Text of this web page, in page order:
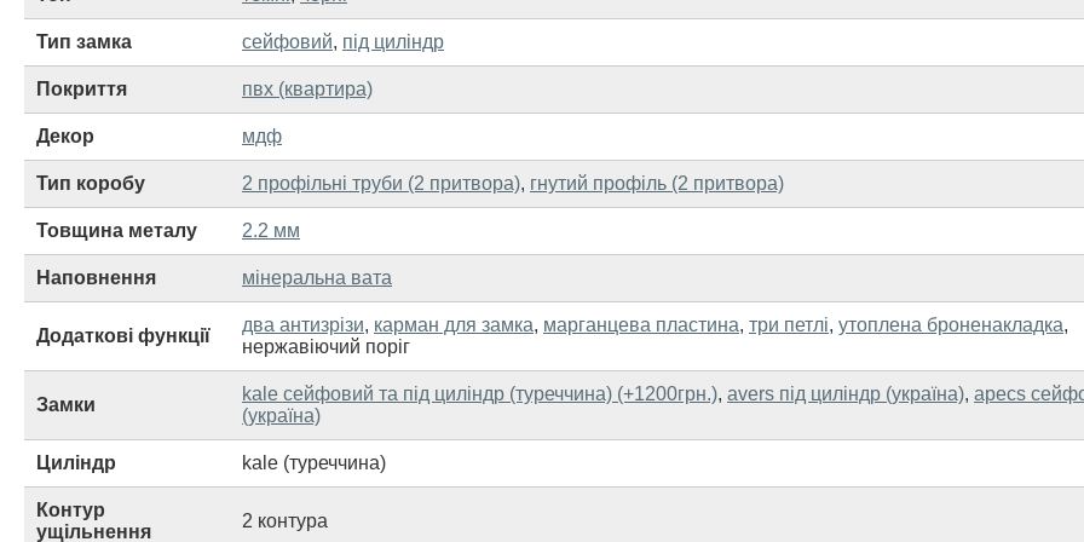
Тип замка сейфовий, під циліндр
Покриття пвх (квартира)
Декор мдф
Тип коробу 2 профільні труби (2 притвора), гнутий профіль (2 притвора)
Товщина металу 2.2 мм
Наповнення мінеральна вата
Додаткові функції
два антизрізи, карман для замка, марганцева пластина, три петлі, утоплена броненакладка,
нержавіючий поріг
Замки
kale сейфовий та під циліндр (туреччина) (+1200грн.), avers під циліндр (україна), apecs
(україна)
Циліндр kale (туреччина)
Контур
ущільнення
2 контура